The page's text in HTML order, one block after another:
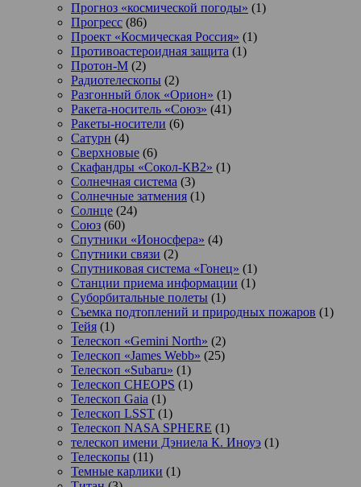
Прогноз «космической погоды» (1)
Прогресс (86)
Проект «Космическая Россия» (1)
Противоастероидная защита (1)
Протон-М (2)
Радиотелескопы (2)
Разгонный блок «Орион» (1)
Ракета-носитель «Союз» (41)
Ракеты-носители (6)
Сатурн (4)
Сверхновые (6)
Скафандры «Сокол-КВ2» (1)
Солнечная система (3)
Солнечные затмения (1)
Солнце (24)
Союз (60)
Спутники «Ионосфера» (4)
Спутники связи (2)
Спутниковая система «Гонец» (1)
Станции приема информации (1)
Суборбитальные полеты (1)
Съемка подтоплений и природных пожаров (1)
Тейя (1)
Телескоп «Gemini North» (2)
Телескоп «James Webb» (25)
Телескоп «Subaru» (1)
Телескоп CHEOPS (1)
Телескоп Gaia (1)
Телескоп LSST (1)
Телескоп NASA SPHERE (1)
телескоп имени Дэниела К. Иноуэ (1)
Телескопы (11)
Темные карлики (1)